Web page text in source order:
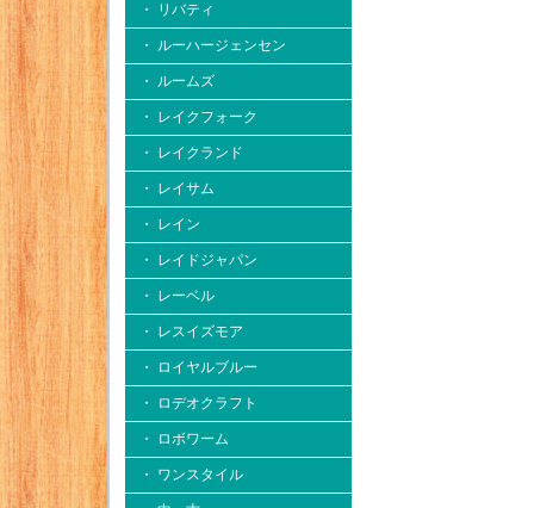
・ リバティ
・ ルーハージェンセン
・ ルームズ
・ レイクフォーク
・ レイクランド
・ レイサム
・ レイン
・ レイドジャパン
・ レーベル
・ レスイズモア
・ ロイヤルブルー
・ ロデオクラフト
・ ロボワーム
・ ワンスタイル